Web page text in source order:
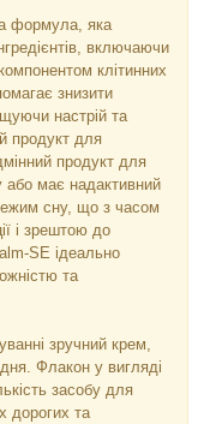
формула, яка
включаючи
клітинних
знизити
настрій та
продукт для
продукт для
або має надактивний
сну, що з часом
і зрештою до
SE ідеально
та
зручний крем,
Флакон у вигляді
засобу для
дорогих та